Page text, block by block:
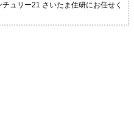
ュリー21 さいたま住研にお任せく